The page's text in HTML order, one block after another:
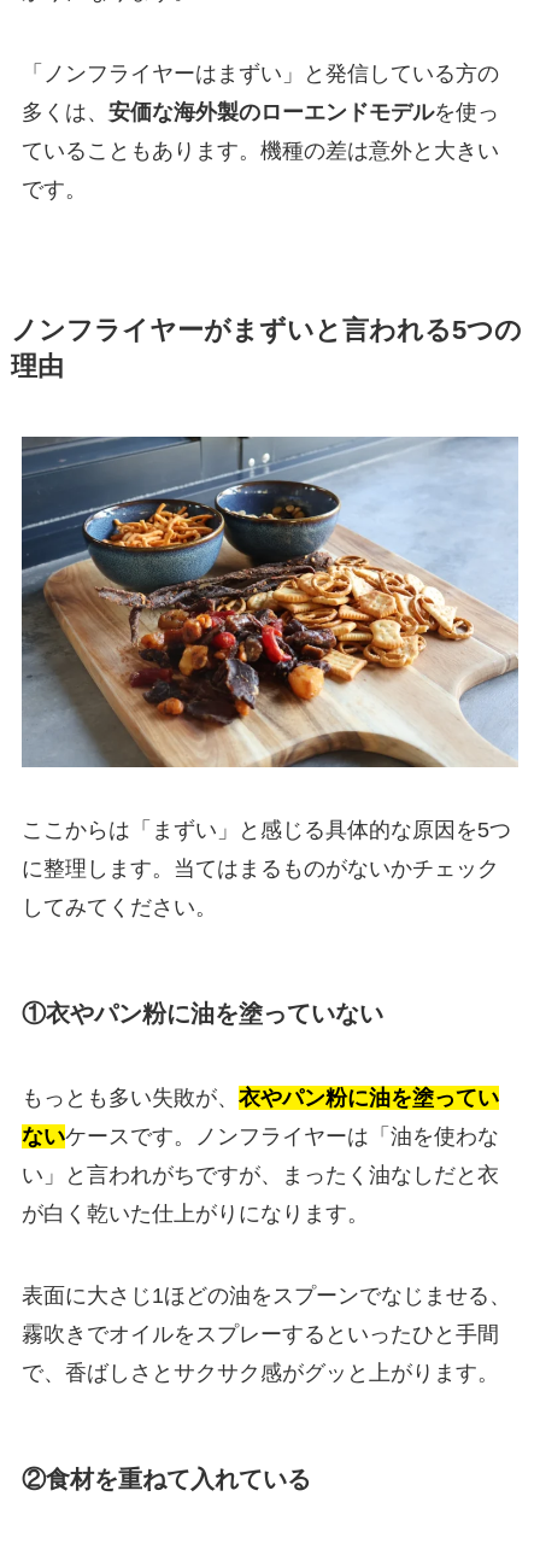
「ノンフライヤーはまずい」と発信している方の
多くは、 安価な海外製のローエンドモデルを使っ
ていることもあります。機種の差は意外と大きい
です。
ノンフライヤーがまずいと言われる5つの
理由
ここからは「まずい」と感じる具体的な原因を5つ
に整理します。当てはまるものがないかチェック
してみてください。
①衣やパン粉に油を塗っていない
もっとも多い失敗が、 衣やパン粉に油を塗ってい
ないケースです。ノンフライヤーは「油を使わな
い」と言われがちですが、まったく油なしだと衣
が白く乾いた仕上がりになります。
表面に大さじ1ほどの油をスプーンでなじませる、
霧吹きでオイルをスプレーするといったひと手間
で、香ばしさとサクサク感がグッと上がります。
②食材を重ねて入れている